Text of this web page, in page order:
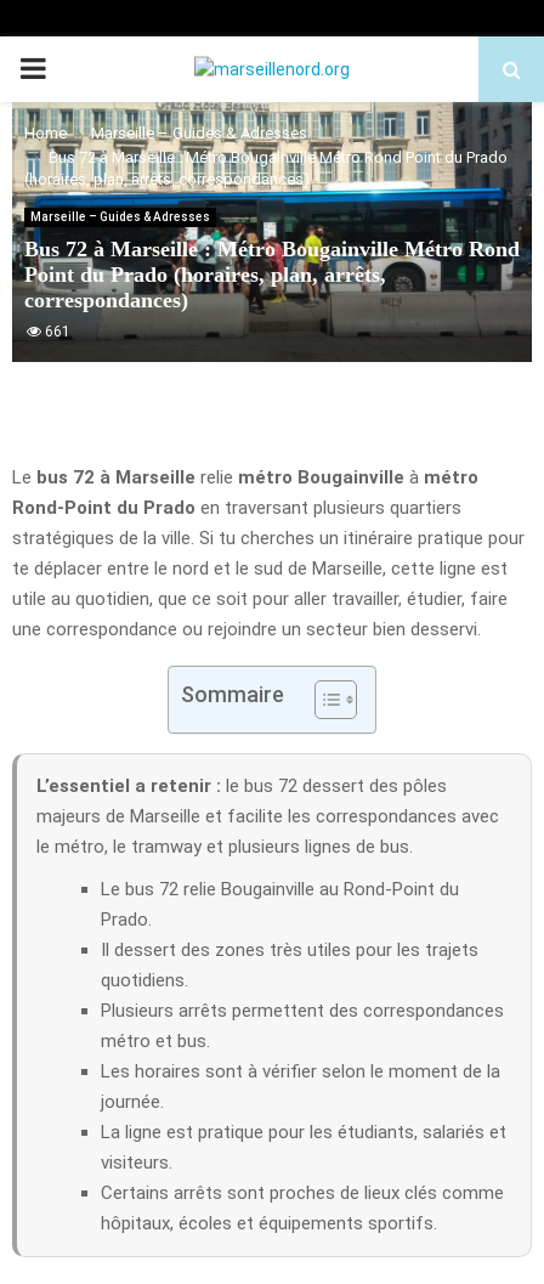
PRIMARY
MENU
Home
Marseille – Guides & Adresses
Bus 72 à Marseille : Métro Bougainville Métro Rond Point du Prado
(horaires, plan, arrêts, correspondances)
Marseille – Guides & Adresses
Bus 72 à Marseille : Métro Bougainville Métro Rond
Point du Prado (horaires, plan, arrêts,
correspondances)
661
Le bus 72 à Marseille relie métro Bougainville à métro
Rond-Point du Prado en traversant plusieurs quartiers
stratégiques de la ville. Si tu cherches un itinéraire pratique pour
te déplacer entre le nord et le sud de Marseille, cette ligne est
utile au quotidien, que ce soit pour aller travailler, étudier, faire
une correspondance ou rejoindre un secteur bien desservi.
Sommaire
L’essentiel a retenir : le bus 72 dessert des pôles
majeurs de Marseille et facilite les correspondances avec
le métro, le tramway et plusieurs lignes de bus.
Le bus 72 relie Bougainville au Rond-Point du
Prado.
Il dessert des zones très utiles pour les trajets
quotidiens.
Plusieurs arrêts permettent des correspondances
métro et bus.
Les horaires sont à vérifier selon le moment de la
journée.
La ligne est pratique pour les étudiants, salariés et
visiteurs.
Certains arrêts sont proches de lieux clés comme
hôpitaux, écoles et équipements sportifs.